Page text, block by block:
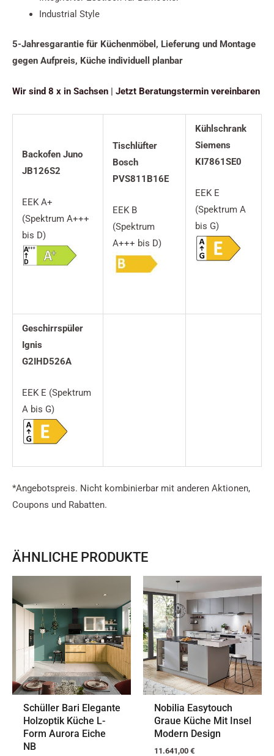
Industrial Style
5-Jahresgarantie für Küchenmöbel, Lieferung und Montage
gegen Aufpreis, Küche individuell planbar
Wir sind 8 x in Sachsen | Jetzt Beratungstermin vereinbaren
Backofen Juno
JB126S2
EEK A+
(Spektrum A+++
bis D)
Tischlüfter
Bosch
PVS811B16E
EEK B
(Spektrum
A+++ bis D)
Kühlschrank
Siemens
KI7861SE0
EEK E
(Spektrum A
bis G)
Geschirrspüler
Ignis
G2IHD526A
EEK E (Spektrum
A bis G)
*Angebotspreis. Nicht kombinierbar mit anderen Aktionen,
Coupons und Rabatten.
ÄHNLICHE PRODUKTE
Schüller Bari Elegante
Holzoptik Küche L-
Form Aurora Eiche
NB
Nobilia Easytouch
Graue Küche Mit Insel
Modern Design
11.641,00 €